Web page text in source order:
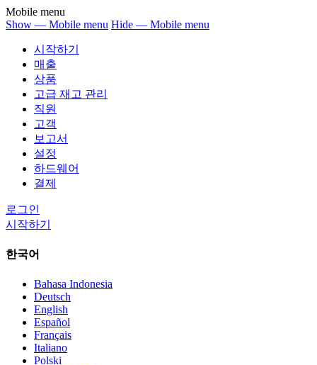
Mobile menu
Show — Mobile menu Hide — Mobile menu
시작하기
매출
상품
고급 재고 관리
직원
고객
보고서
설정
하드웨어
결제
로그인
시작하기
한국어
Bahasa Indonesia
Deutsch
English
Español
Français
Italiano
Polski